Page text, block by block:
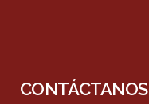
CONTÁCTANOS